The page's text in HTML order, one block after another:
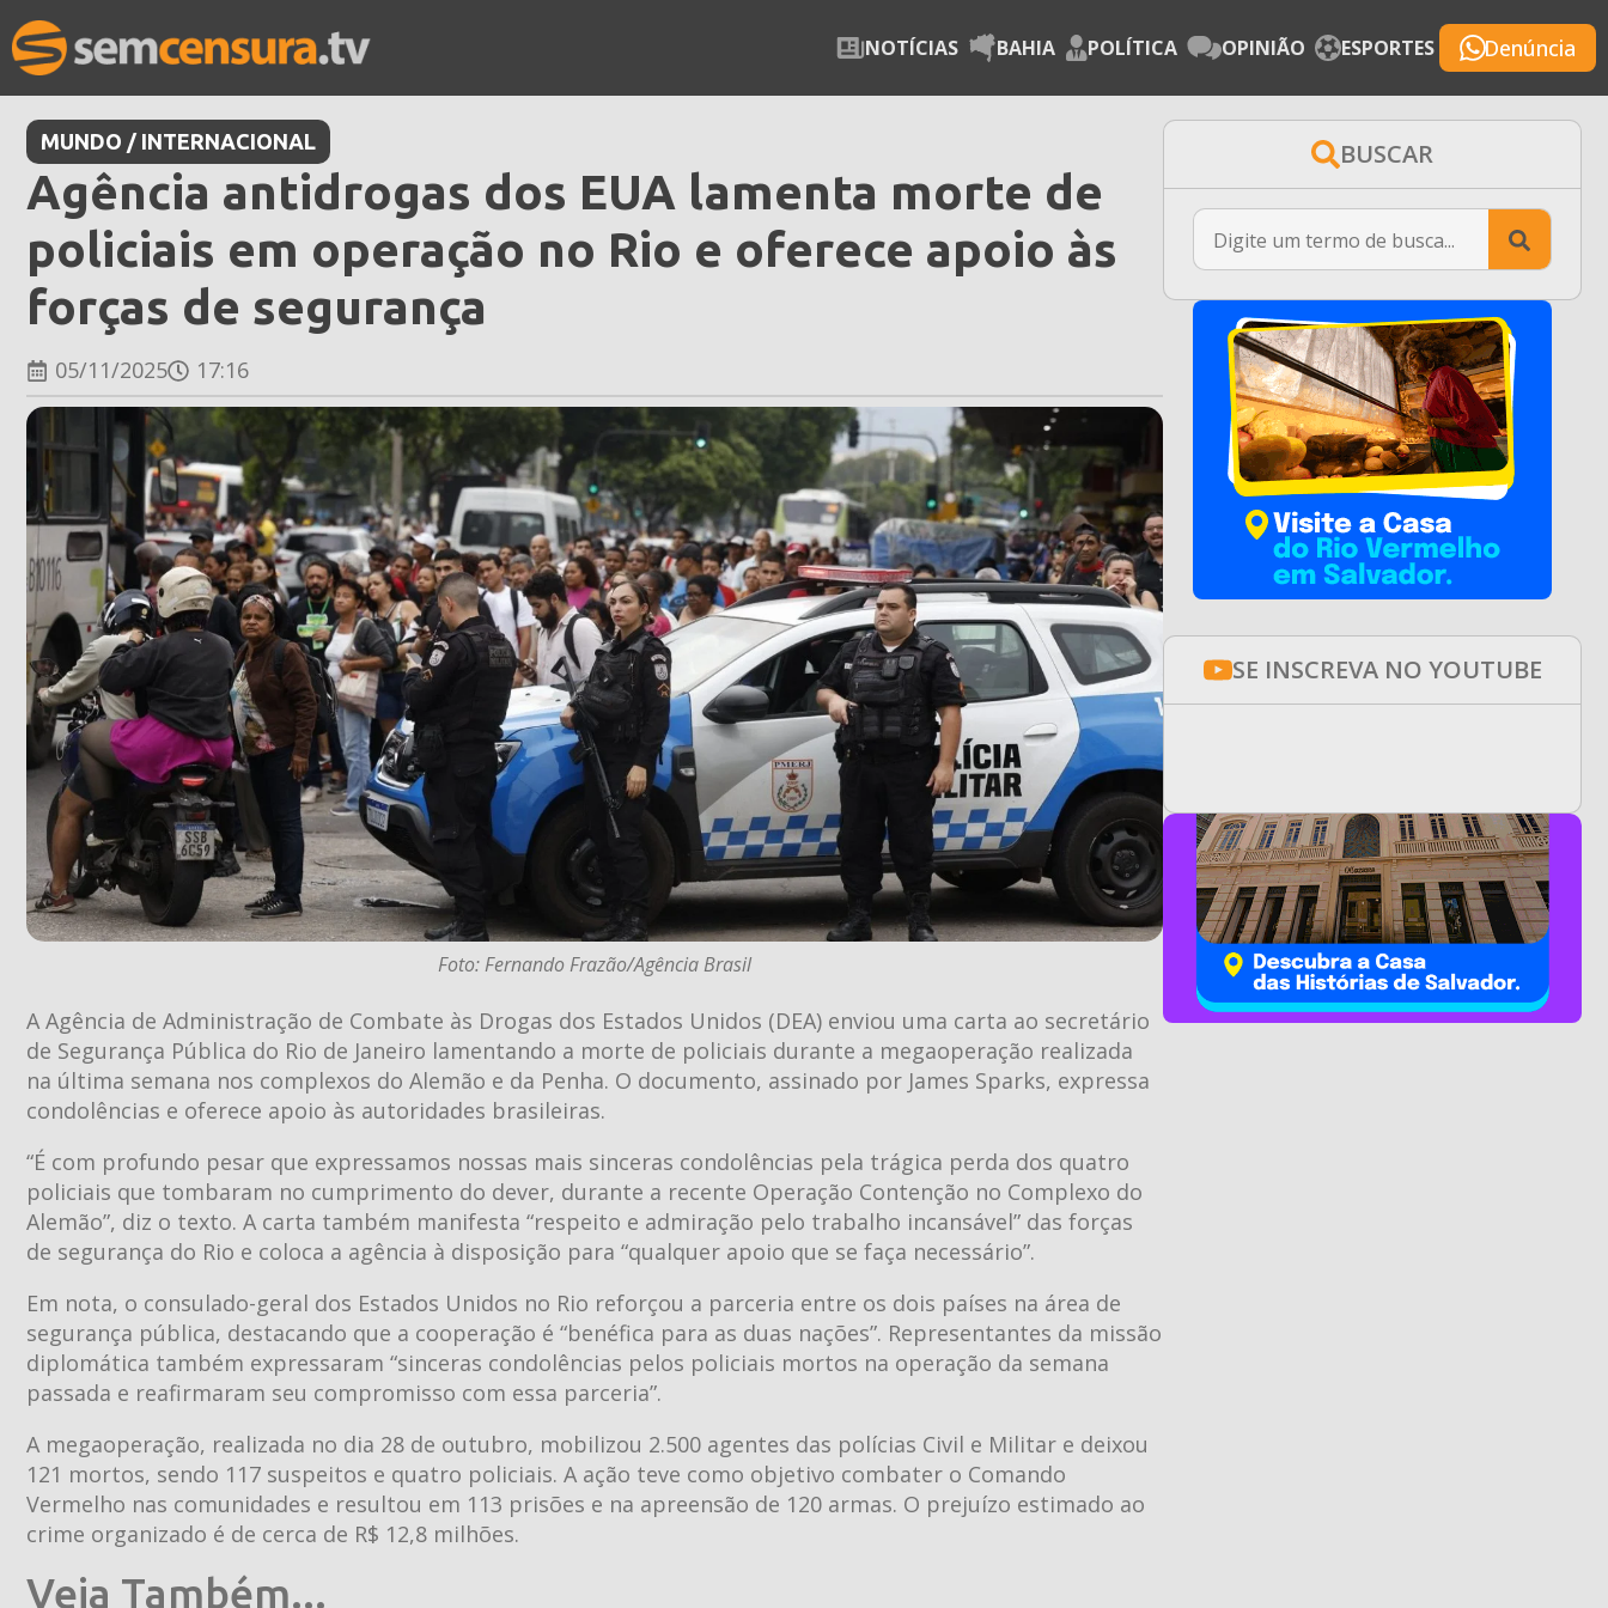
NOTÍCIAS BAHIA POLÍTICA OPINIÃO ESPORTES Denúncia
MUNDO / INTERNACIONAL
Agência antidrogas dos EUA lamenta morte de
policiais em operação no Rio e oferece apoio às
forças de segurança
05/11/2025 17:16
Foto: Fernando Frazão/Agência Brasil
A Agência de Administração de Combate às Drogas dos Estados Unidos (DEA) enviou uma carta ao secretário
de Segurança Pública do Rio de Janeiro lamentando a morte de policiais durante a megaoperação realizada
na última semana nos complexos do Alemão e da Penha. O documento, assinado por James Sparks, expressa
condolências e oferece apoio às autoridades brasileiras.
“É com profundo pesar que expressamos nossas mais sinceras condolências pela trágica perda dos quatro
policiais que tombaram no cumprimento do dever, durante a recente Operação Contenção no Complexo do
Alemão”, diz o texto. A carta também manifesta “respeito e admiração pelo trabalho incansável” das forças
de segurança do Rio e coloca a agência à disposição para “qualquer apoio que se faça necessário”.
Em nota, o consulado-geral dos Estados Unidos no Rio reforçou a parceria entre os dois países na área de
segurança pública, destacando que a cooperação é “benéfica para as duas nações”. Representantes da missão
diplomática também expressaram “sinceras condolências pelos policiais mortos na operação da semana
passada e reafirmaram seu compromisso com essa parceria”.
A megaoperação, realizada no dia 28 de outubro, mobilizou 2.500 agentes das polícias Civil e Militar e deixou
121 mortos, sendo 117 suspeitos e quatro policiais. A ação teve como objetivo combater o Comando
Vermelho nas comunidades e resultou em 113 prisões e na apreensão de 120 armas. O prejuízo estimado ao
crime organizado é de cerca de R$ 12,8 milhões.
Veja Também...
BUSCAR
for:
SE INSCREVA NO YOUTUBE